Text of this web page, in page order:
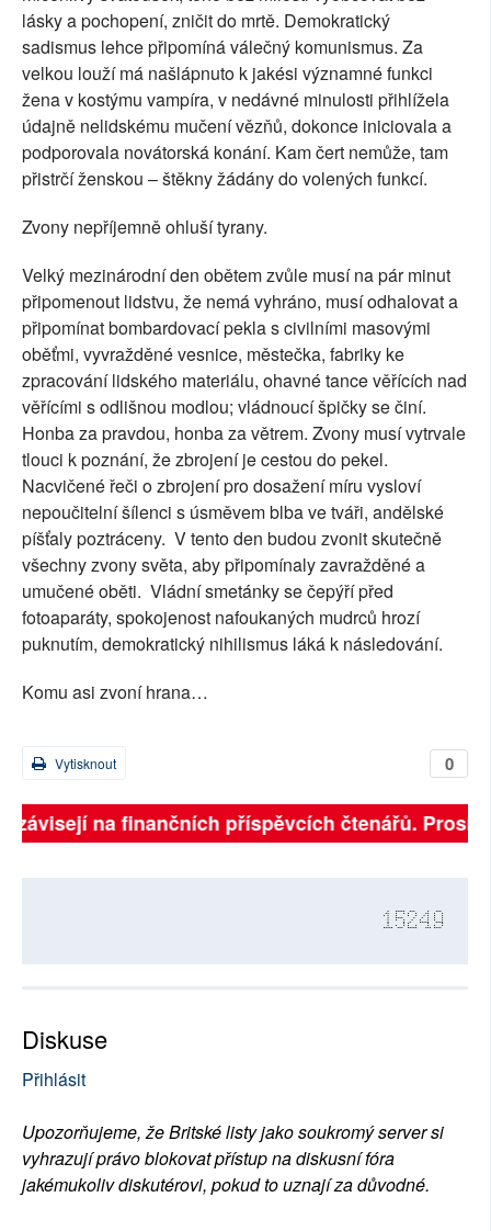
lásky a pochopení, zničit do mrtě. Demokratický
sadismus lehce připomíná válečný komunismus. Za
velkou louží má našlápnuto k jakési významné funkci
žena v kostýmu vampíra, v nedávné minulosti přihlížela
údajně nelidskému mučení vězňů, dokonce iniciovala a
podporovala novátorská konání. Kam čert nemůže, tam
přistrčí ženskou – štěkny žádány do volených funkcí.
Zvony nepříjemně ohluší tyrany.
Velký mezinárodní den obětem zvůle musí na pár minut
připomenout lidstvu, že nemá vyhráno, musí odhalovat a
připomínat bombardovací pekla s civilními masovými
oběťmi, vyvražděné vesnice, městečka, fabriky ke
zpracování lidského materiálu, ohavné tance věřících nad
věřícími s odlišnou modlou; vládnoucí špičky se činí.
Honba za pravdou, honba za větrem. Zvony musí vytrvale
tlouci k poznání, že zbrojení je cestou do pekel.
Nacvičené řeči o zbrojení pro dosažení míru vysloví
nepoučitelní šílenci s úsměvem blba ve tváři, andělské
píšťaly poztráceny. V tento den budou zvonit skutečně
všechny zvony světa, aby připomínaly zavražděné a
umučené oběti. Vládní smetánky se čepýří před
fotoaparáty, spokojenost nafoukaných mudrců hrozí
puknutím, demokratický nihilismus láká k následování.
Komu asi zvoní hrana…
0
Vytisknout
na finančních příspěvcích čtenářů.
15249
Diskuse
Přihlásit
Upozorňujeme, že Britské listy jako soukromý server si
vyhrazují právo blokovat přístup na diskusní fóra
jakémukoliv diskutérovi, pokud to uznají za důvodné.